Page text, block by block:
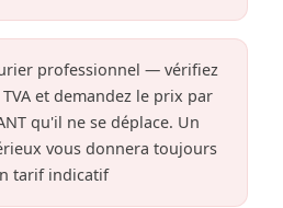
professionnel — vérifiez
et demandez le prix par
qu'il ne se déplace. Un
vous donnera toujours
tarif indicatif